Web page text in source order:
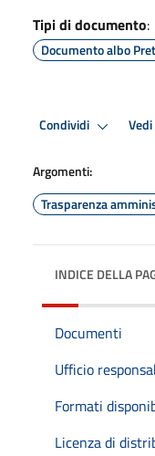
Tipi di documento:
Documento albo
Condividi
Argomenti:
Trasparenza
INDICE DELLA
Documenti
Ufficio
Formati
Licenza di